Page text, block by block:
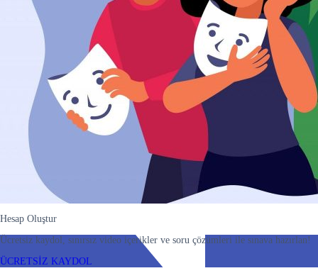
Hesap Oluştur
Ücretsiz kaydol, sınırsız video içerikler ve soru çözümleri ile sınava hazırlan!
ÜCRETSİZ KAYDOL